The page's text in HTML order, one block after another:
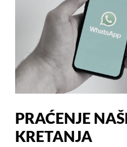
PRAĆENJE
KRETANJA